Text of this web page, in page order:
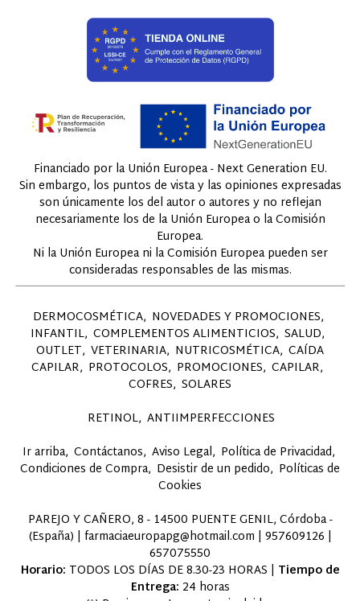
Financiado por la Unión Europea - Next Generation EU.
Sin embargo, los puntos de vista y las opiniones expresadas
son únicamente los del autor o autores y no reflejan
necesariamente los de la Unión Europea o la Comisión
Europea.
Ni la Unión Europea ni la Comisión Europea pueden ser
consideradas responsables de las mismas.
DERMOCOSMÉTICA NOVEDADES Y PROMOCIONES
INFANTIL COMPLEMENTOS ALIMENTICIOS SALUD
OUTLET VETERINARIA NUTRICOSMÉTICA CAÍDA
CAPILAR PROTOCOLOS PROMOCIONES CAPILAR
COFRES SOLARES
RETINOL ANTIIMPERFECCIONES
Ir arriba Contáctanos Aviso Legal Política de Privacidad
Condiciones de Compra Desistir de un pedido Políticas de
Cookies
PAREJO Y CAÑERO, 8 - 14500 PUENTE GENIL, Córdoba -
(España) | farmaciaeuropapg@hotmail.com | 957609126 |
657075550
Horario: TODOS LOS DÍAS DE 8.30-23 HORAS | Tiempo de
Entrega: 24 horas